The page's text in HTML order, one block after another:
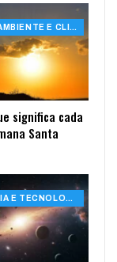
MEIO AMBIENTE E CLIMA
significa cada
Santa
CIÊNCIA E TECNOLOGIA